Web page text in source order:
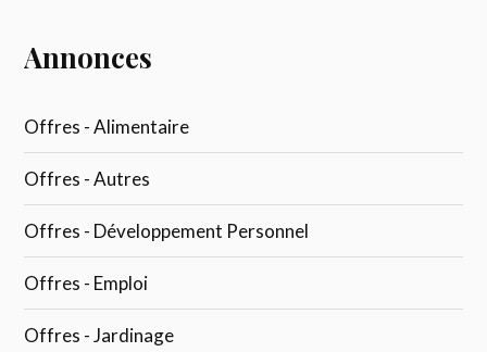
Annonces
Offres - Alimentaire
Offres - Autres
Offres - Développement Personnel
Offres - Emploi
Offres - Jardinage